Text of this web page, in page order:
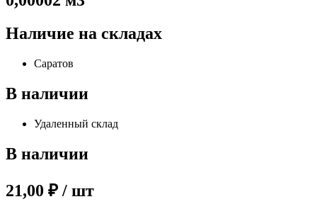
Наличие на складах
Саратов
В наличии
Удаленный склад
В наличии
21,00 ₽ / шт